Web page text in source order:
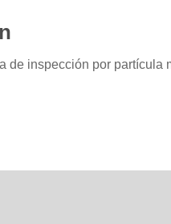
de inspección por partícula